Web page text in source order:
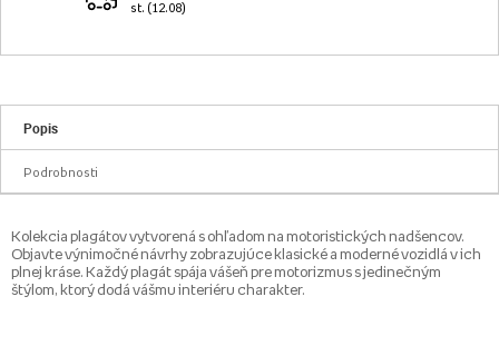
st. (12.08)
Popis
Podrobnosti
Kolekcia plagátov vytvorená s ohľadom na motoristických nadšencov.
Objavte výnimočné návrhy zobrazujúce klasické a moderné vozidlá v ich
plnej kráse. Každý plagát spája vášeň pre motorizmus s jedinečným
štýlom, ktorý dodá vášmu interiéru charakter.